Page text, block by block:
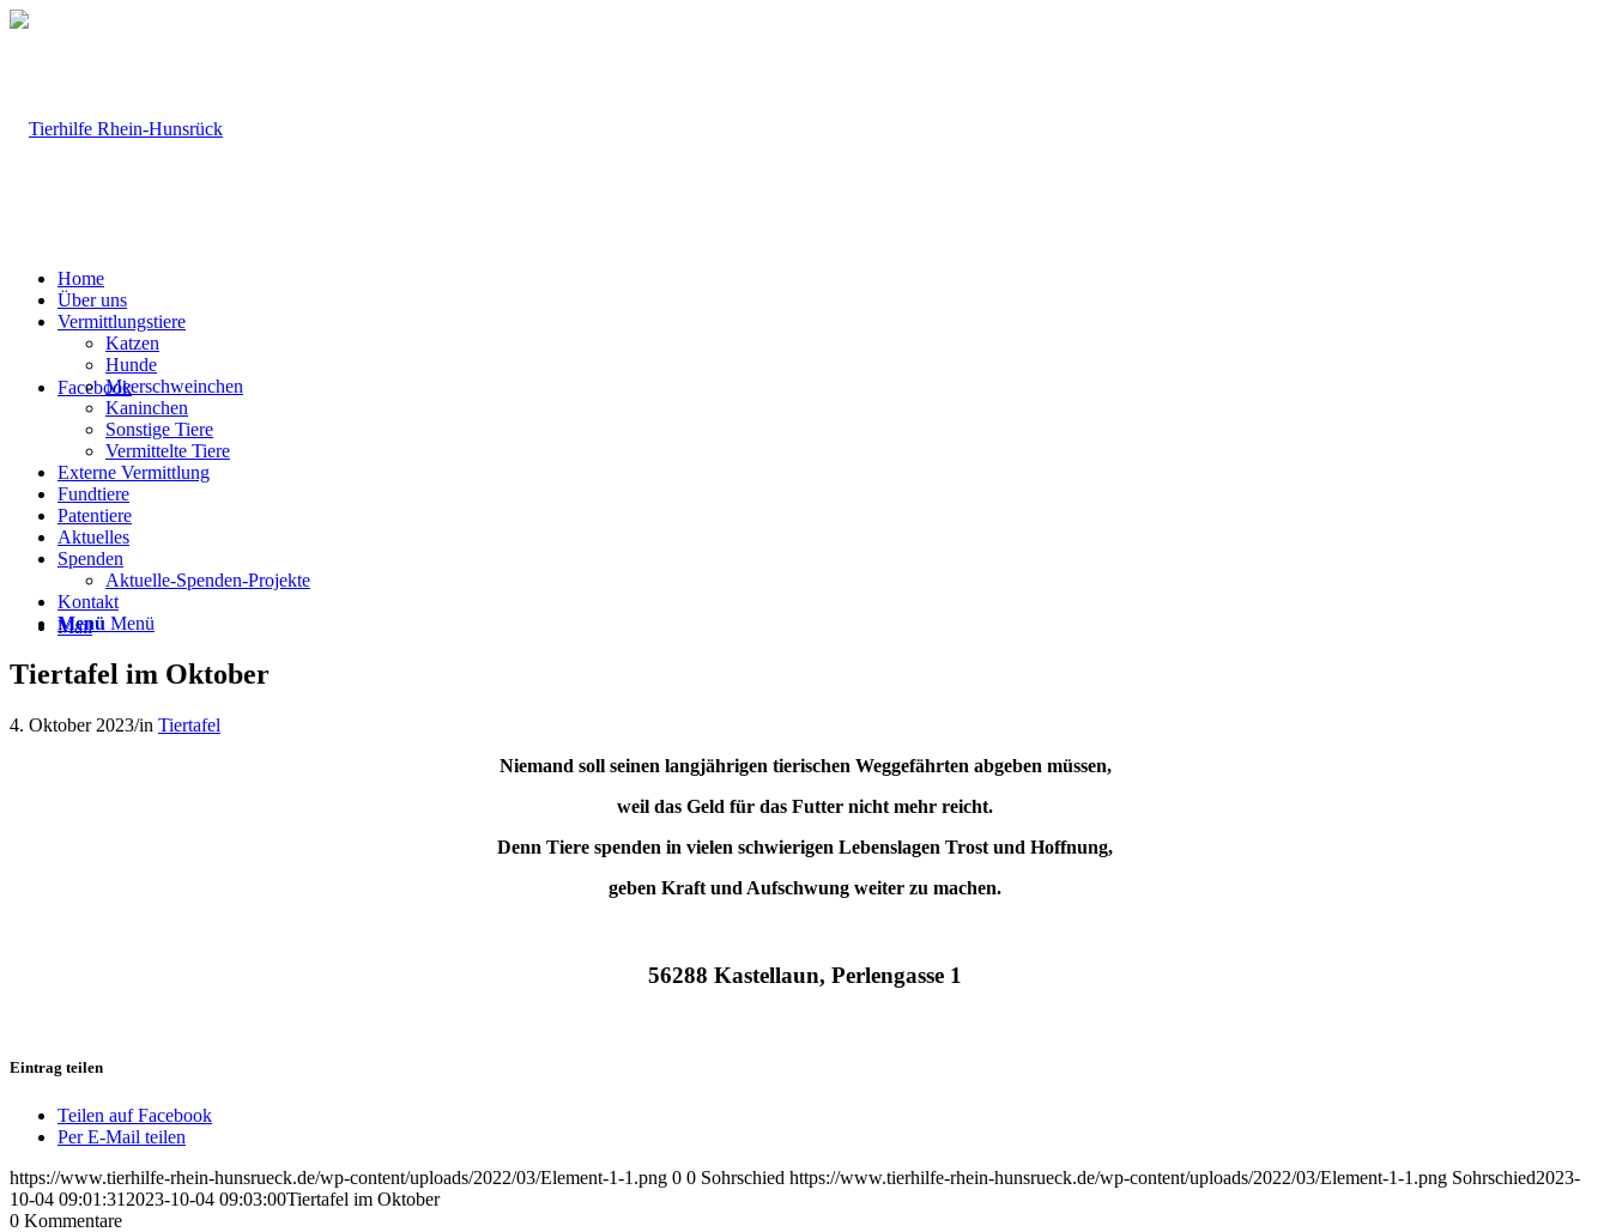
Facebook
Mail
Home
Über uns
Vermittlungstiere
Katzen
Hunde
Meerschweinchen
Kaninchen
Sonstige Tiere
Vermittelte Tiere
Externe Vermittlung
Fundtiere
Patentiere
Aktuelles
Spenden
Aktuelle-Spenden-Projekte
Kontakt
Menü Menü
Tiertafel im Oktober
4. Oktober 2023/in Tiertafel
Niemand soll seinen langjährigen tierischen Weggefährten abgeben müssen,
weil das Geld für das Futter nicht mehr reicht.
Denn Tiere spenden in vielen schwierigen Lebenslagen Trost und Hoffnung,
geben Kraft und Aufschwung weiter zu machen.
56288 Kastellaun, Perlengasse 1
Eintrag teilen
Teilen auf Facebook
Per E-Mail teilen
https://www.tierhilfe-rhein-hunsrueck.de/wp-content/uploads/2022/03/Element-1-1.png 0 0 Sohrschied https://www.tierhilfe-rhein-hunsrueck.de/wp-content/uploads/2022/03/Element-1-1.png Sohrschied2023-
10-04 09:01:31 2023-10-04 09:03:00Tiertafel im Oktober
0 Kommentare